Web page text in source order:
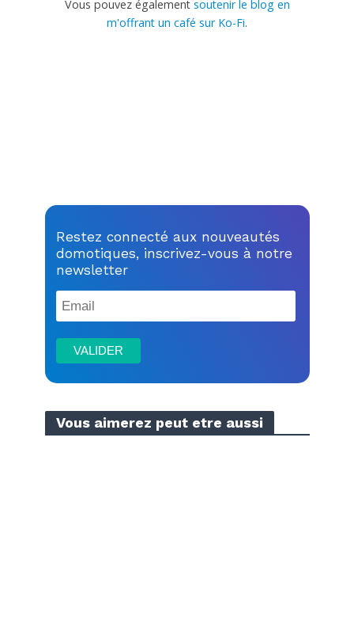
Vous pouvez également soutenir le blog en
m'offrant un café sur Ko-Fi.
Restez connecté aux nouveautés
domotiques, inscrivez-vous à notre
newsletter
Vous aimerez peut etre aussi